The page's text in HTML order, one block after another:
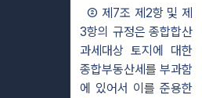
② 제7조 제2항 및 제
3항의 규정은 종합합산
과세대상 토지에 대한
종합부동산세를 부과함
에 있어서 이를 준용한